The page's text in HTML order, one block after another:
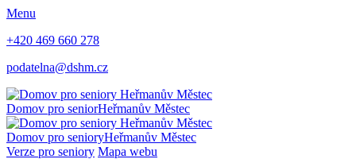
Menu
+420 469 660 278
podatelna@dshm.cz
Domov pro seniorHeřmanův Městec
Domov pro senioryHeřmanův Městec
Verze pro seniory Mapa webu